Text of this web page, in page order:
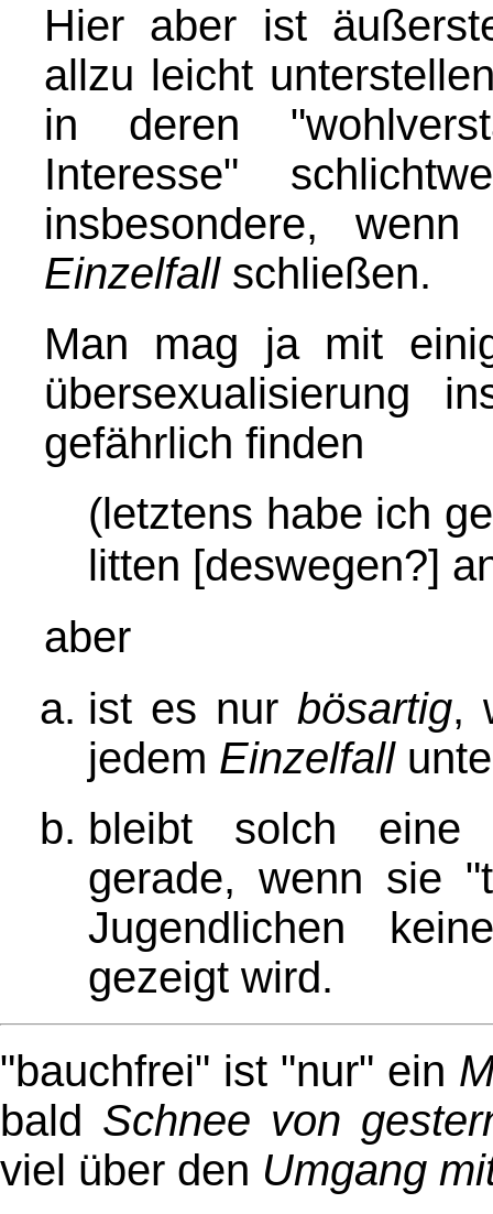
Hier aber ist
allzu leicht
in deren
Interesse"
insbesondere,
Einzelfallschließen.
Man mag ja mit
übersexualisierung
gefährlich finden
(letztens habe ich
litten [deswegen?]
aber
ist es nur bösartig,
jedem Einzelfall
bleibt solch eine
gerade, wenn sie
Jugendlichen
gezeigt wird.
"bauchfrei" ist "nur" ein
bald Schnee von
viel über den Umgang